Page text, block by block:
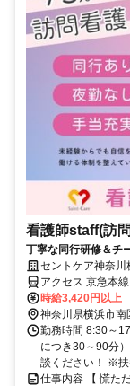
看護師staff(訪
丁寧な同行研修＆チ
す★オンコール選べ
セントケア神奈
アクセス 京急本
番口徒歩約11分
線 井土ヶ谷駅 徒
＊喫煙所あり（屋
時給3,420円以上
神奈川県横浜市南
勤務時間 8:30～
につき30～90分
談ください！ ※
仕事内容 【 慌た